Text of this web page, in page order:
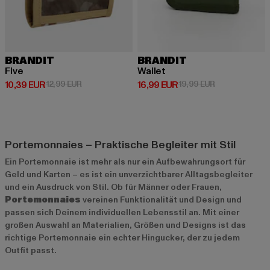
BRANDIT
Five
10,39 EUR
Derzeitiger Preis: 10,39 EUR
12,99 EURAktionspreis: 12,99 EUR
BRANDIT
Wallet
16,99 EUR
Derzeitiger Preis: 16,99 EUR
19,99 EURAktionspreis:
Portemonnaies – Praktische Begleiter mit Stil
Ein Portemonnaie ist mehr als nur ein Aufbewahrungsort für
Geld und Karten – es ist ein unverzichtbarer Alltagsbegleiter
und ein Ausdruck von Stil. Ob für Männer oder Frauen,
Portemonnaies vereinen Funktionalität und Design und
passen sich Deinem individuellen Lebensstil an. Mit einer
großen Auswahl an Materialien, Größen und Designs ist das
richtige Portemonnaie ein echter Hingucker, der zu jedem
Outfit passt.